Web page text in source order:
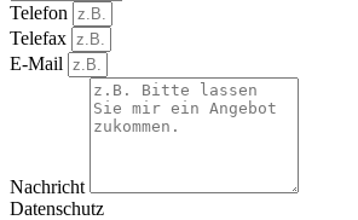
Telefon
Telefax
E-Mail
Nachricht
Datenschutz